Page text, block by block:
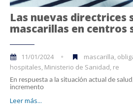
Las nuevas directrices
mascarillas en centros
11/01/2024
mascarilla,
hospitales, Ministerio de Sanidad, re
En respuesta a la situación actual de
incremento
Leer más...